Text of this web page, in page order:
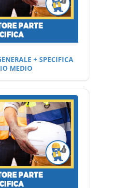
+ SPECIFICA
MEDIO